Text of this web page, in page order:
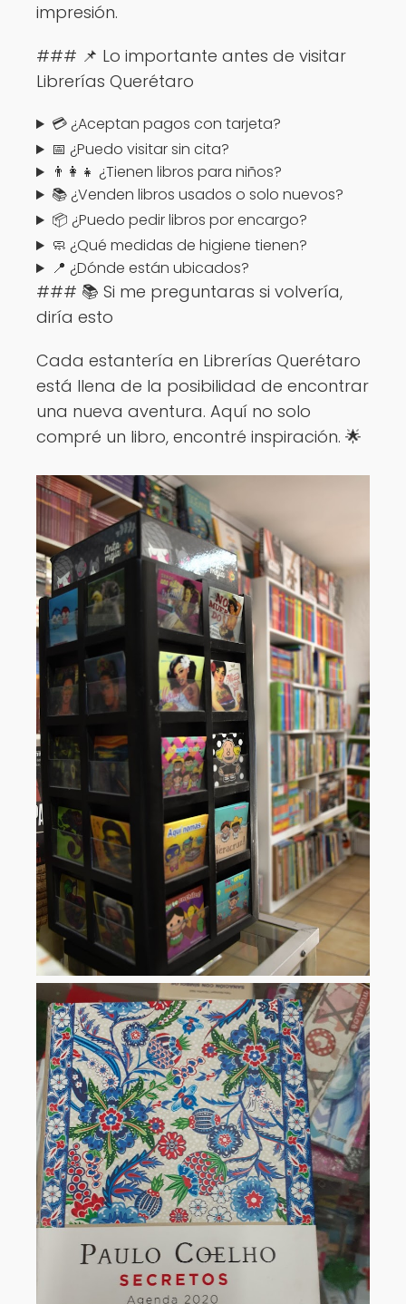
impresión.
### 📌 Lo importante antes de visitar
Librerías Querétaro
💳 ¿Aceptan pagos con tarjeta?
📅 ¿Puedo visitar sin cita?
👨‍👩‍👧 ¿Tienen libros para niños?
📚 ¿Venden libros usados o solo nuevos?
📦 ¿Puedo pedir libros por encargo?
🧼 ¿Qué medidas de higiene tienen?
📍 ¿Dónde están ubicados?
### 📚 Si me preguntaras si volvería,
diría esto
Cada estantería en Librerías Querétaro
está llena de la posibilidad de encontrar
una nueva aventura. Aquí no solo
compré un libro, encontré inspiración. 🌟